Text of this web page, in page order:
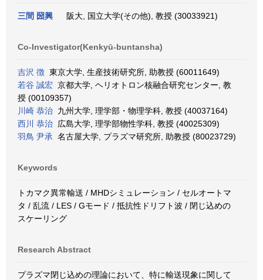
三間 圀興 阪大, 国立大学(その他), 教授 (30033921)
Co-Investigator(Kenkyū-buntansha)
吉沢 徴 東京大学, 生産技術研究所, 助教授 (60011649)
若谷 誠宏 京都大学, ヘリオトロン核融合研究センター, 教
授 (00109357)
川崎 恭治 九州大学, 理学部・物理学科, 教授 (40037164)
西川 恭治 広島大学, 理学部物性学科, 教授 (40025309)
羽鳥 尹承 名古屋大学, プラズマ研究所, 助教授 (80023729)
Keywords
トカマク異常輸送 / MHDシミュレーション / セルオートマ
タ / 乱流 / LES / Gモード / 抵抗性ドリフト波 / 閉じ込めの
スケーリング
Research Abstract
プラズマ閉じ込めの理論において、特に輸送現象に関して